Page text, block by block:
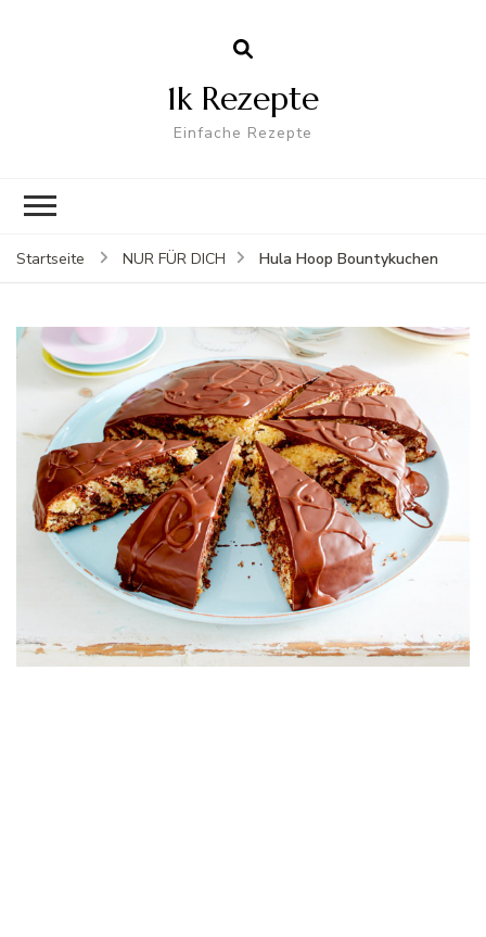
1k Rezepte
Einfache Rezepte
Startseite NUR FÜR DICH Hula Hoop Bountykuchen